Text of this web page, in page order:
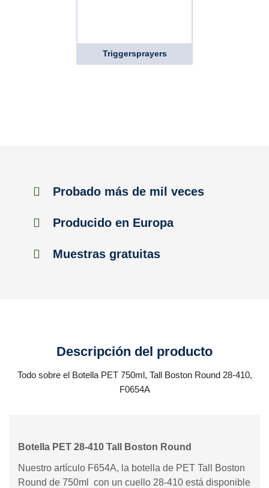
Triggersprayers
Probado más de mil veces
Producido en Europa
Muestras gratuitas
Descripción del producto
Todo sobre el Botella PET 750ml, Tall Boston Round 28-410,
F0654A
Botella PET 28-410 Tall Boston Round
Nuestro artículo F654A, la botella de PET Tall Boston
Round de 750ml con un cuello 28-410 está disponible